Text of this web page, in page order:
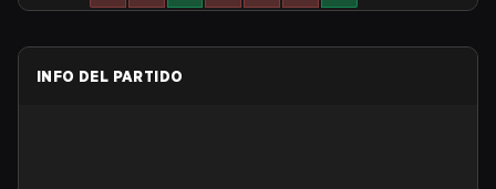
INFO DEL PARTIDO